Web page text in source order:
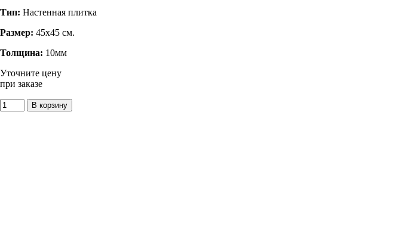
Тип: Настенная плитка
Размер: 45x45 см.
Толщина: 10мм
Уточните цену
при заказе